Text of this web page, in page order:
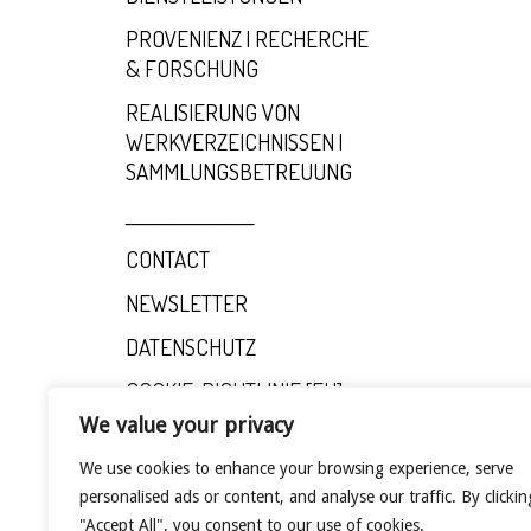
We value your privacy
We use cookies to enhance your browsing experience, serve
personalised ads or content, and analyse our traffic. By
"Accept All", you consent to our use of cookies.
PROVENIENZ | RECHERCHE
& FORSCHUNG
REALISIERUNG VON
WERKVERZEICHNISSEN |
SAMMLUNGSBETREUUNG
CONTACT
NEWSLETTER
DATENSCHUTZ
COOKIE-RICHTLINIE [EU]